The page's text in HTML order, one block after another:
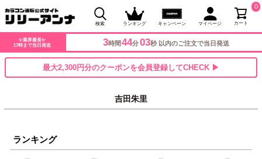
検索 ランキング キャンペーン マイページ カート
0
✨業界最長✨
17時まで当日発送
3時間 44分03秒 以内のご注文で当日発送
最大2,300円分のクーポンを会員登録してCHECK ▶
吉田朱里
ランキング